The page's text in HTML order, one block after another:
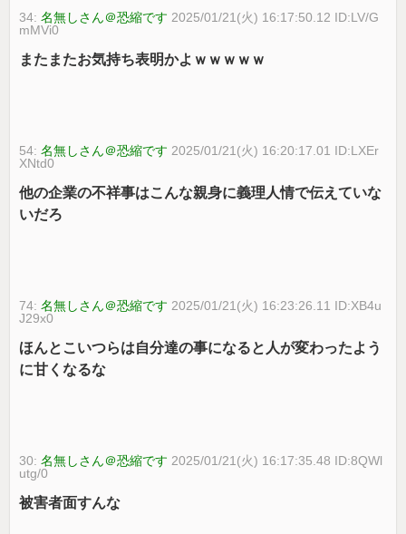
34:名無しさん＠恐縮です 2025/01/21(火) 16:17:50.12 ID:LV/G
mMVi0
またまたお気持ち表明かよｗｗｗｗｗ
54:名無しさん＠恐縮です 2025/01/21(火) 16:20:17.01 ID:LXEr
XNtd0
他の企業の不祥事はこんな親身に義理人情で伝えていな
いだろ
74:名無しさん＠恐縮です 2025/01/21(火) 16:23:26.11 ID:XB4u
J29x0
ほんとこいつらは自分達の事になると人が変わったよう
に甘くなるな
30:名無しさん＠恐縮です 2025/01/21(火) 16:17:35.48 ID:8QWl
utg/0
被害者面すんな